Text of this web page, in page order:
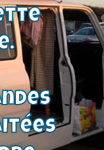
OHC Pinto,